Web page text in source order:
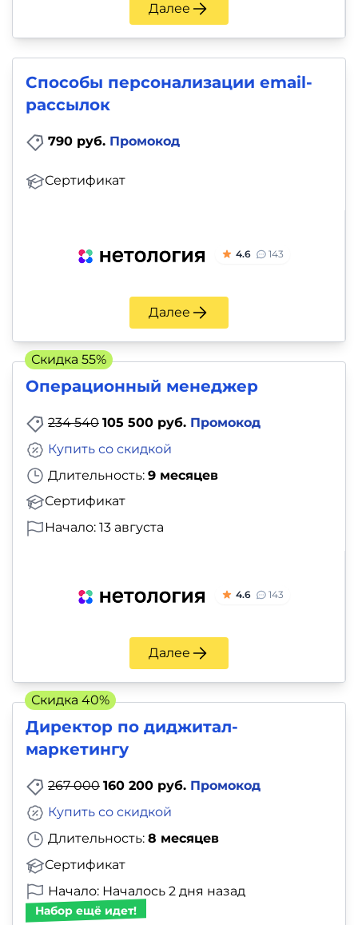
Далее
Способы персонализации email-
рассылок
790 руб. Промокод
Сертификат
4.6 143
Далее
Операционный менеджер
234 540 105 500 руб. Промокод
Длительность: 9 месяцев
Сертификат
Купить со скидкой
Начало: 13 августа
4.6 143
Далее
Скидка 55%
Директор по диджитал-
маркетингу
267 000 160 200 руб. Промокод
Длительность: 8 месяцев
Сертификат
Купить со скидкой
Начало: Началось 2 дня назад
Набор ещё идет!
Скидка 40%